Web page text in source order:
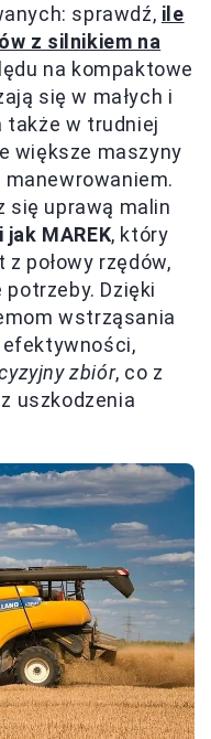
sprawdź, ile
z silnikiem na
na kompaktowe
się w małych i
także w trudniej
większe maszyny
się uprawą malin
MAREK, który
połowy rzędów,
Dzięki
wstrząsania
zbiór, co z
uszkodzenia